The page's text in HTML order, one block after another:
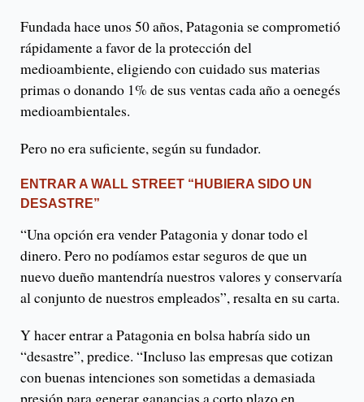
Fundada hace unos 50 años, Patagonia se comprometió
rápidamente a favor de la protección del
medioambiente, eligiendo con cuidado sus materias
primas o donando 1% de sus ventas cada año a oenegés
medioambientales.
Pero no era suficiente, según su fundador.
ENTRAR A WALL STREET “HUBIERA SIDO UN
DESASTRE”
“Una opción era vender Patagonia y donar todo el
dinero. Pero no podíamos estar seguros de que un
nuevo dueño mantendría nuestros valores y conservaría
al conjunto de nuestros empleados”, resalta en su carta.
Y hacer entrar a Patagonia en bolsa habría sido un
“desastre”, predice. “Incluso las empresas que cotizan
con buenas intenciones son sometidas a demasiada
presión para generar ganancias a corto plazo en